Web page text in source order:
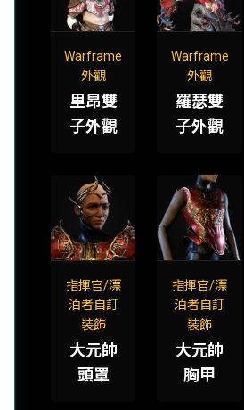
Warframe
外觀
里昂雙
子外觀
Warframe
外觀
羅瑟雙
子外觀
指揮官/漂
泊者自訂
裝飾
大元帥
頭罩
指揮官/漂
泊者自訂
裝飾
大元帥
胸甲